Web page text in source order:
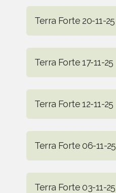
Terra Forte 20-11-25
Terra Forte 17-11-25
Terra Forte 12-11-25
Terra Forte 06-11-25
Terra Forte 03-11-25